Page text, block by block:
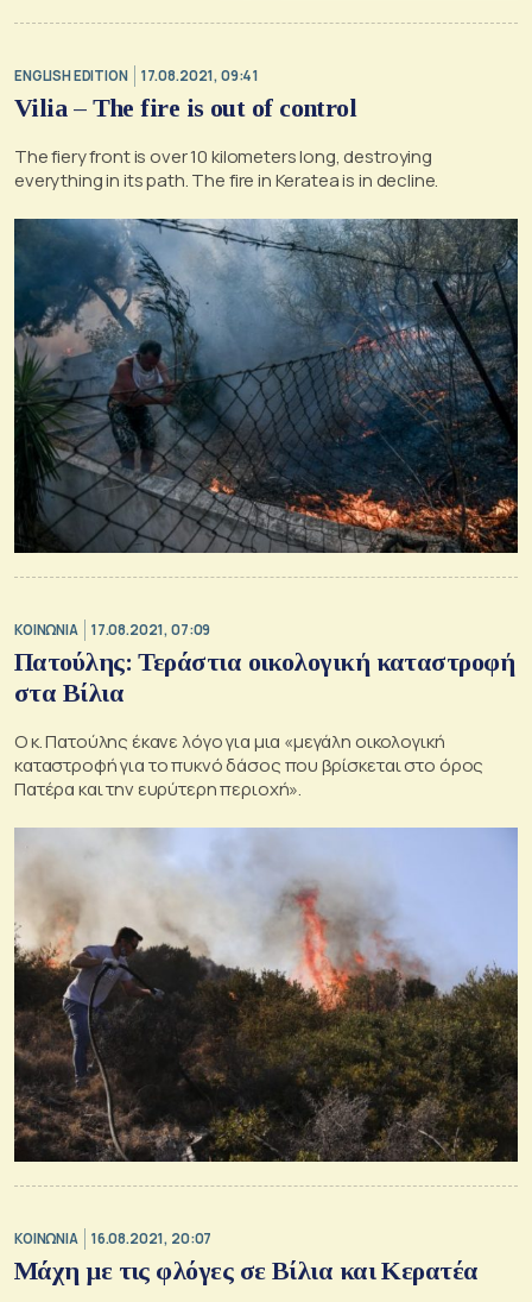
ENGLISH EDITION 17.08.2021, 09:41
Vilia – The fire is out of control
The fiery front is over 10 kilometers long, destroying
everything in its path. The fire in Keratea is in decline.
ΚΟΙΝΩΝΙΑ 17.08.2021, 07:09
Πατούλης: Τεράστια οικολογική καταστροφή
στα Βίλια
Ο κ. Πατούλης έκανε λόγο για μια «μεγάλη οικολογική
καταστροφή για το πυκνό δάσος που βρίσκεται στο όρος
Πατέρα και την ευρύτερη περιοχή».
ΚΟΙΝΩΝΙΑ 16.08.2021, 20:07
Μάχη με τις φλόγες σε Βίλια και Κερατέα